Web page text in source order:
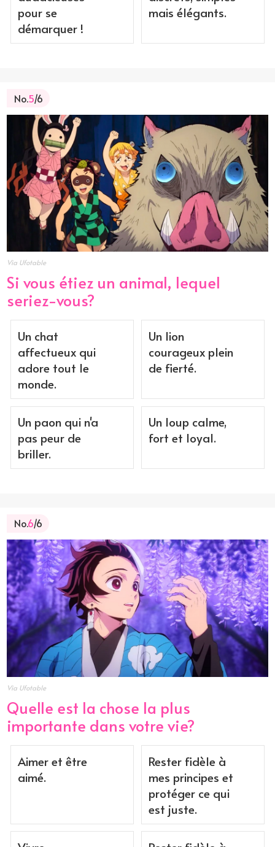
pour se
démarquer !
mais élégants.
No.5/6
Via Ufotable
Si vous étiez un animal, lequel
seriez-vous?
Un chat
affectueux qui
adore tout le
monde.
Un lion
courageux plein
de fierté.
Un paon qui n'a
pas peur de
briller.
Un loup calme,
fort et loyal.
No.6/6
Via Ufotable
Quelle est la chose la plus
importante dans votre vie?
Aimer et être
aimé.
Rester fidèle à
mes principes et
protéger ce qui
est juste.